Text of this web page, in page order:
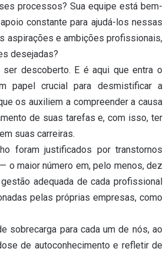
processos? Sua equipe está bem-
constante para ajudá-los nessas
aspirações e ambições profissionais,
desejadas?
descoberto. E é aqui que entra o
papel crucial para desmistificar a
os auxiliem a compreender a causa
de suas tarefas e, com isso, ter
suas carreiras.
foram justificados por transtornos
o maior número em, pelo menos, dez
adequada de cada profissional
pelas próprias empresas, como
sobrecarga para cada um de nós, ao
de autoconhecimento e refletir de